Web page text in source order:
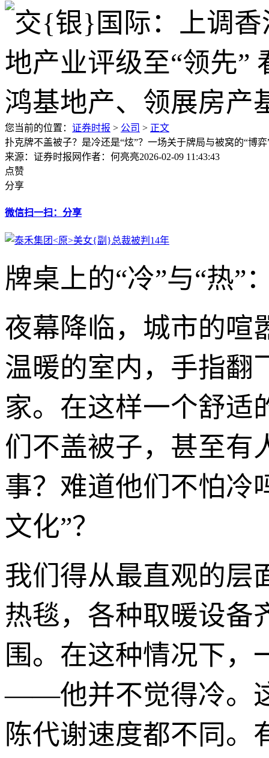
您当前的位置： 证券时报 > 公司 > 正文
扑克牌不盖被子？是冷还是“炫”？一场关于牌局与被窝的“博弈
来源：证券时报网作者：何亮亮2026-02-09 11:43:43
点赞
分享
微信扫一扫：分享
牌桌上的“冷”与“热”
夜幕降临，城市的喧
温暖的室内，手指翻
家。在这样一个舒
们不盖被子，甚至有
事？难道他们不怕冷
文化”？
我们得从最直观的层
热毯，各种取暖设备
围。在这种情况下，
——他并不觉得冷。
陈代谢速度都不同。